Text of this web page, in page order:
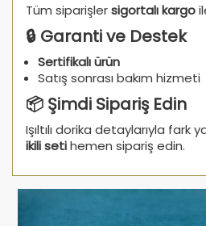
Tüm siparişlersigortalı kargo
🔒 Garanti ve Destek
Sertifikalı ürün
Satış sonrası bakım hizmeti
📦 Şimdi Sipariş Edin
Işıltılı dorika detaylarıyla fark
ikili setihemen sipariş edin.